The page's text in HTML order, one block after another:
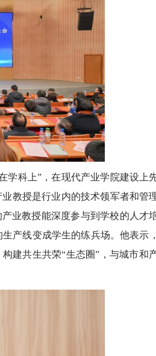
学科上”，在现代产业学院建设上
教授是行业内的技术领军者和管
业教授能深度参与到学校的人才
产线变成学生的练兵场。他表示
建共生共荣“生态圈”，与城市和